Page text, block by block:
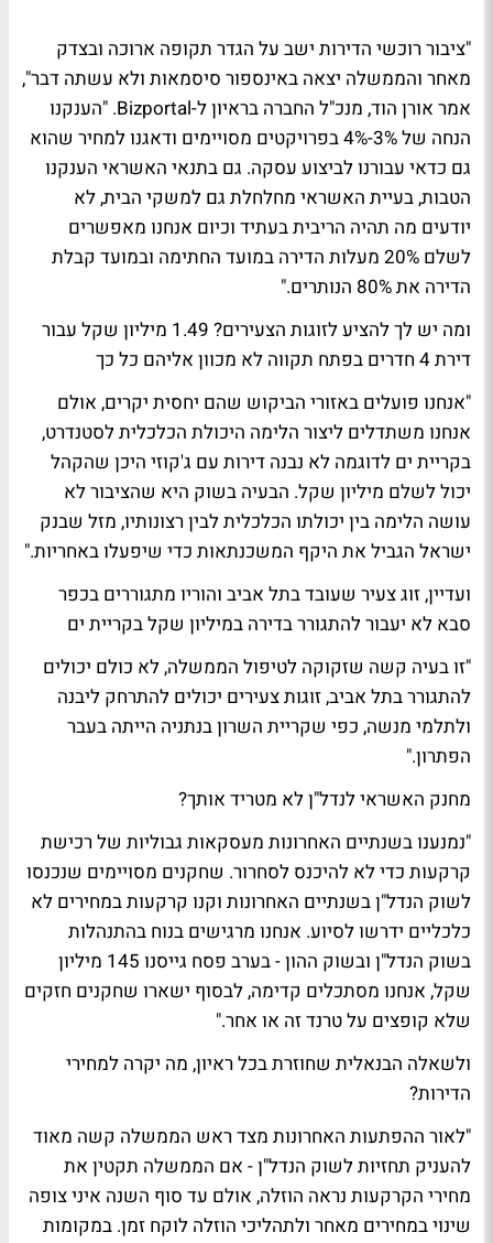
"ציבור רוכשי הדירות ישב על הגדר תקופה ארוכה ובצדק
מאחר והממשלה יצאה באינספור סיסמאות ולא עשתה דבר",
אמר אורן הוד, מנכ"ל החברה בראיון ל-Bizportal. "הענקנו
הנחה של 3%-4% בפרויקטים מסויימים ודאגנו למחיר שהוא
גם כדאי עבורנו לביצוע עסקה. גם בתנאי האשראי הענקנו
הטבות, בעיית האשראי מחלחלת גם למשקי הבית, לא
יודעים מה תהיה הריבית בעתיד וכיום אנחנו מאפשרים
לשלם 20% מעלות הדירה במועד החתימה ובמועד קבלת
הדירה את 80% הנותרים."
ומה יש לך להציע לזוגות הצעירים? 1.49 מיליון שקל עבור
דירת 4 חדרים בפתח תקווה לא מכוון אליהם כל כך
"אנחנו פועלים באזורי הביקוש שהם יחסית יקרים, אולם
אנחנו משתדלים ליצור הלימה היכולת הכלכלית לסטנדרט,
בקריית ים לדוגמה לא נבנה דירות עם ג'קוזי היכן שהקהל
יכול לשלם מיליון שקל. הבעיה בשוק היא שהציבור לא
עושה הלימה בין יכולתו הכלכלית לבין רצונותיו, מזל שבנק
ישראל הגביל את היקף המשכנתאות כדי שיפעלו באחריות."
ועדיין, זוג צעיר שעובד בתל אביב והוריו מתגוררים בכפר
סבא לא יעבור להתגורר בדירה במיליון שקל בקריית ים
"זו בעיה קשה שזקוקה לטיפול הממשלה, לא כולם יכולים
להתגורר בתל אביב, זוגות צעירים יכולים להתרחק ליבנה
ולתלמי מנשה, כפי שקריית השרון בנתניה הייתה בעבר
הפתרון."
מחנק האשראי לנדל"ן לא מטריד אותך?
"נמנענו בשנתיים האחרונות מעסקאות גבוליות של רכישת
קרקעות כדי לא להיכנס לסחרור. שחקנים מסויימים שנכנסו
לשוק הנדל"ן בשנתיים האחרונות וקנו קרקעות במחירים לא
כלכליים ידרשו לסיוע. אנחנו מרגישים בנוח בהתנהלות
בשוק הנדל"ן ובשוק ההון - בערב פסח גייסנו 145 מיליון
שקל, אנחנו מסתכלים קדימה, לבסוף ישארו שחקנים חזקים
שלא קופצים על טרנד זה או אחר."
ולשאלה הבנאלית שחוזרת בכל ראיון, מה יקרה למחירי
הדירות?
"לאור ההפתעות האחרונות מצד ראש הממשלה קשה מאוד
להעניק תחזיות לשוק הנדל"ן - אם הממשלה תקטין את
מחירי הקרקעות נראה הוזלה, אולם עד סוף השנה איני צופה
שינוי במחירים מאחר ולתהליכי הוזלה לוקח זמן. במקומות